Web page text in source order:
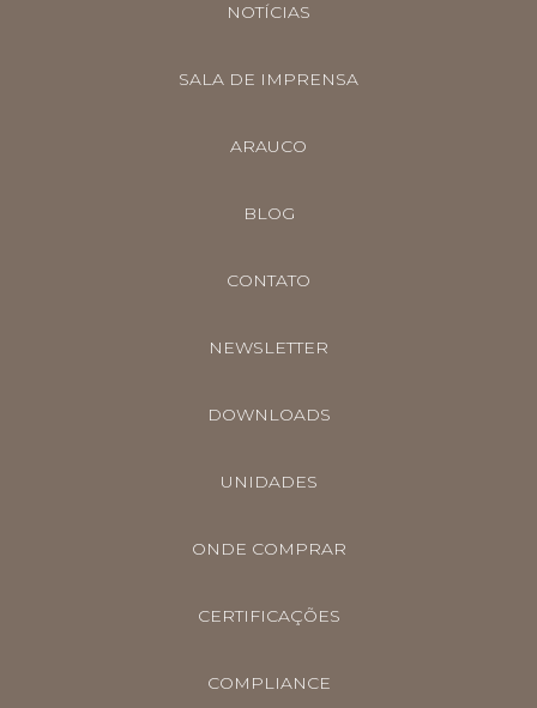
NOTÍCIAS
SALA DE IMPRENSA
ARAUCO
BLOG
CONTATO
NEWSLETTER
DOWNLOADS
UNIDADES
ONDE COMPRAR
CERTIFICAÇÕES
COMPLIANCE